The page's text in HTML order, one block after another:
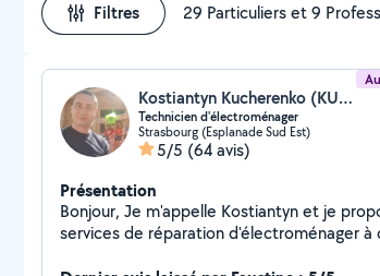
Filtres 29 Particuliers et 9
Kostiantyn Kucherenko (KUCHERENKO KOSTIANTYN EI)
Technicien d'électroménager
Strasbourg (Esplanade Sud Est)
5/5 (64 avis)
Présentation
Bonjour, Je m'appelle Kostiantyn et je
services de réparation d'électroménager à